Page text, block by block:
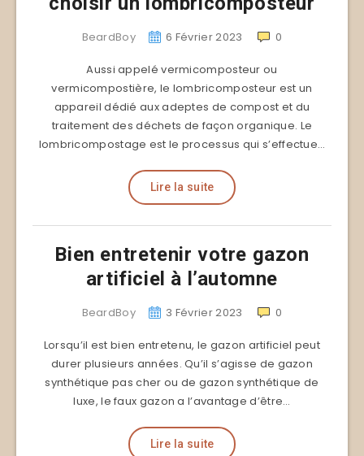
BeardBoy 6 Février 2023 0
Aussi appelé vermicomposteur ou
vermicompostière, le lombricomposteur est un
appareil dédié aux adeptes de compost et du
traitement des déchets de façon organique. Le
lombricompostage est le processus qui s’effectue…
Lire la suite
Bien entretenir votre gazon
artificiel à l’automne
BeardBoy 3 Février 2023 0
Lorsqu’il est bien entretenu, le gazon artificiel peut
durer plusieurs années. Qu’il s’agisse de gazon
synthétique pas cher ou de gazon synthétique de
luxe, le faux gazon a l’avantage d’être…
Lire la suite